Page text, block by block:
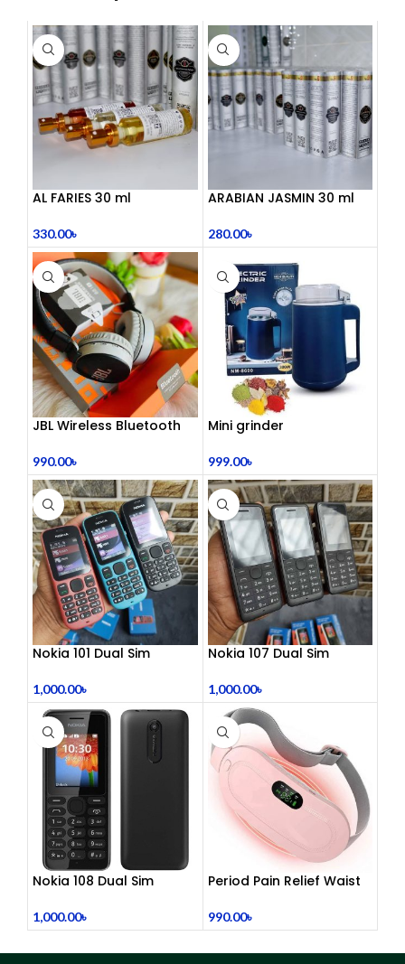
AL FARIES 30 ml
330.00৳
ARABIAN JASMIN 30 ml
280.00৳
JBL Wireless Bluetooth
990.00৳
Mini grinder
999.00৳
Nokia 101 Dual Sim
1,000.00৳
Nokia 107 Dual Sim
1,000.00৳
Nokia 108 Dual Sim
1,000.00৳
Period Pain Relief Waist
990.00৳